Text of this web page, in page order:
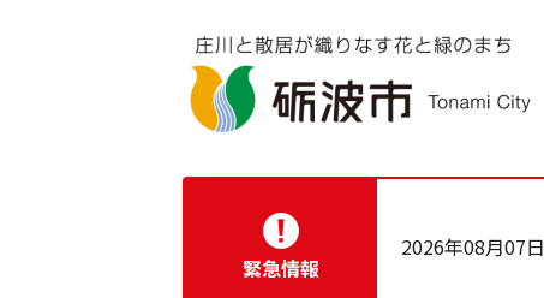
緊急情報
2026年08月07日